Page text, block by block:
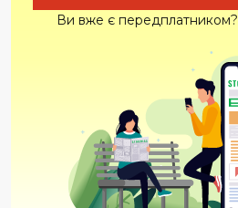
Ви вже є передплатником?